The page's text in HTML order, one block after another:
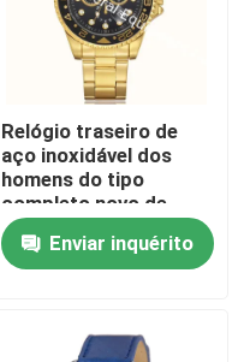
Relógio traseiro de
aço inoxidável dos
homens do tipo
completo novo de
Genebra do calendário
da forma da chegada
WJ-6525
Enviar inquérito